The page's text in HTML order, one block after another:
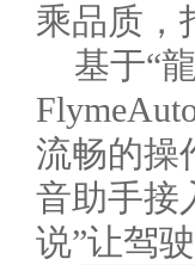
乘品质，
基于“
流畅的操
音助手接
说”让驾